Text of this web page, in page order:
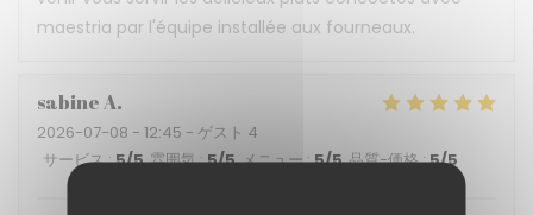
maestria par l'équipe installée aux fourneaux.
sabineA
2026-07-08 - 12:45 - ゲスト 4
サービス:5/5 雰囲気:5/5 メニュー:5/5 品質-価格:5/5